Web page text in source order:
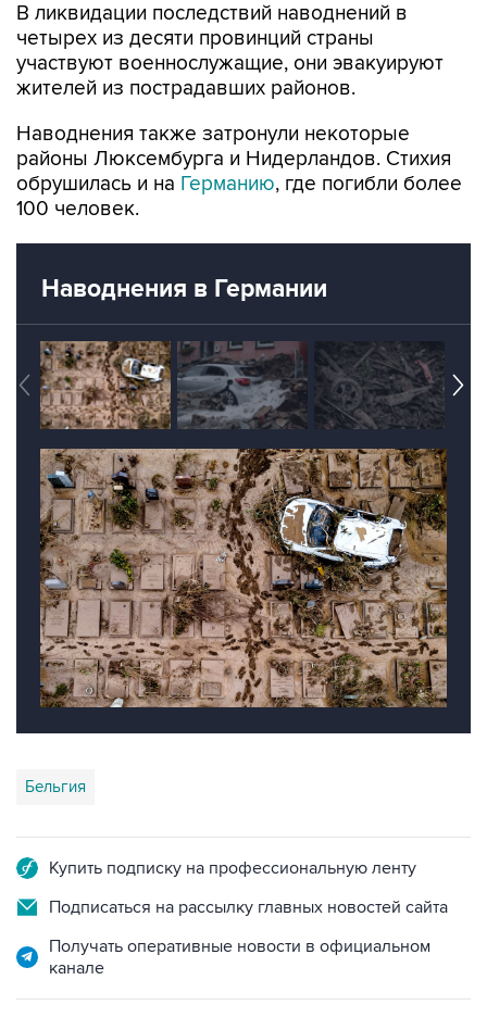
В ликвидации последствий наводнений в
четырех из десяти провинций страны
участвуют военнослужащие, они эвакуируют
жителей из пострадавших районов.
Наводнения также затронули некоторые
районы Люксембурга и Нидерландов. Стихия
обрушилась и на Германию, где погибли более
100 человек.
Наводнения в Германии
Бельгия
Купить подписку на профессиональную ленту
Подписаться на рассылку главных новостей сайта
Получать оперативные новости в официальном
канале